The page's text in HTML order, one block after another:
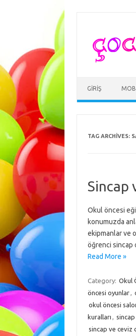
GIRIŞ
TAG ARCHIVES:
Sincap
Okul öncesi
konumuzda
ekipmanlar ve
öğrenci sincap
Read More »
Category: Okul
öncesi oyunlar,
okul öncesi
kuralları , sincap
sincap ve ceviz